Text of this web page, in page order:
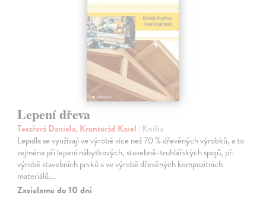
Lepení dřeva
Tesařová Daniela, Krontorád Karel | Kniha
Lepidla se využívají ve výrobě více než 70 % dřevěných výrobků, a to
zejména při lepení nábytkových, stavebně-truhlářských spojů, při
výrobě stavebních prvků a ve výrobě dřevěných kompozitních
materiálů.…
Zasielame do 10 dní